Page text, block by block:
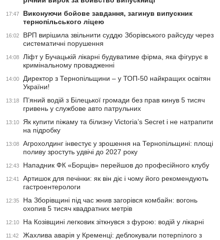
17:47
Виконуючи бойове завдання, загинув випускник
тернопільського ліцею
16:02
ВРП вирішила звільнити суддю Зборівського райсуду через
систематичні порушення
14:08
Ліфт у Бучацькій лікарні будуватиме фірма, яка фігурує в
кримінальному провадженні
14:00
Директор з Тернопільщини – у ТОП-50 найкращих освітян
України!
13:18
П’яний водій з Білецької громади без прав кинув 5 тисяч
гривень у службове авто патрульних
13:10
Як купити піжаму та білизну Victoria’s Secret і не натрапити
на підробку
13:08
Агрохолдинг інвестує у зрошення на Тернопільщині: площі
поливу зростуть удвічі до 2027 року
12:43 Нападник ФК «Борщів» перейшов до професійного клубу
12:41
Артишок для печінки: як він діє і чому його рекомендують
гастроентерологи
12:35
На Зборівщині під час жнив загорівся комбайн: вогонь
охопив 5 тисяч квадратних метрів
12:10 На Козівщині легковик зіткнувся з фурою: водій у лікарні
11:42
Жахлива аварія у Кременці: деблокували потерпілого з